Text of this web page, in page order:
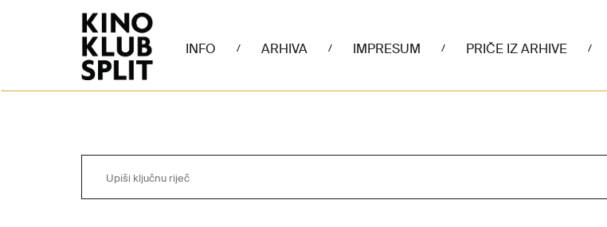
INFO / ARHIVA / IMPRESUM / PRIČE IZ ARHIVE /